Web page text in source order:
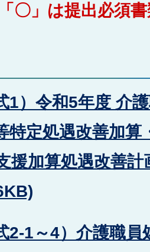
〇」は提出必須
1）令和5年度 介
特定処遇改善加算
援加算処遇改善
2-1～4）介護職